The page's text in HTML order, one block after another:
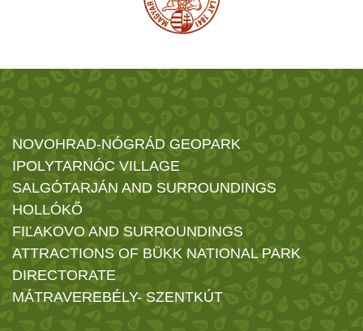
NOVOHRAD-NÓGRÁD GEOPARK
IPOLYTARNÓC VILLAGE
SALGÓTARJÁN AND SURROUNDINGS
HOLLÓKŐ
FIĽAKOVO AND SURROUNDINGS
ATTRACTIONS OF BÜKK NATIONAL PARK
DIRECTORATE
MÁTRAVEREBÉLY- SZENTKÚT